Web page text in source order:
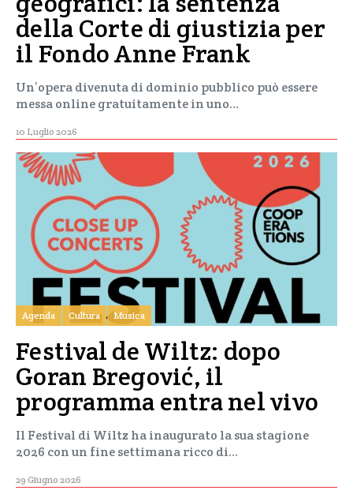
della Corte di giustizia per
il Fondo Anne Frank
Un’opera divenuta di dominio pubblico può essere
messa online gratuitamente in uno…
10 Luglio 2026
Agenda Cultura Musica
Festival de Wiltz: dopo
Goran Bregović, il
programma entra nel vivo
Il Festival di Wiltz ha inaugurato la sua stagione
2026 con un fine settimana ricco di…
29 Giugno 2026